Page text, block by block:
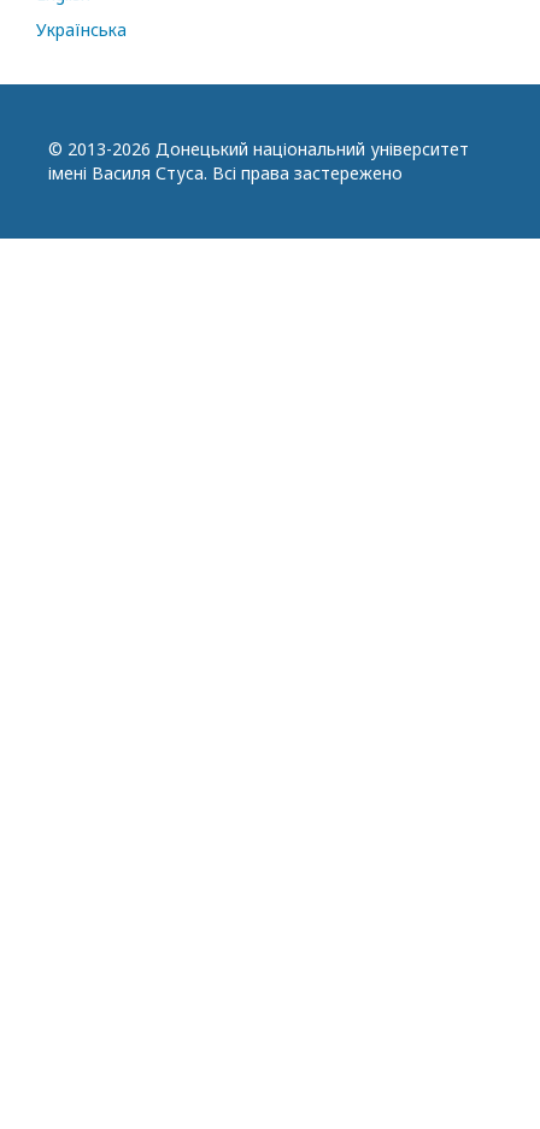
Українська
© 2013-2026 Донецький національний університет
імені Василя Стуса. Всі права застережено